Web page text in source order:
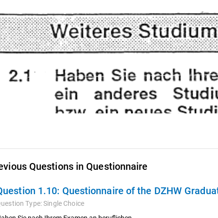
Questions in Questionnaire
1.10: Questionnaire of the DZHW
Type:Single Choice